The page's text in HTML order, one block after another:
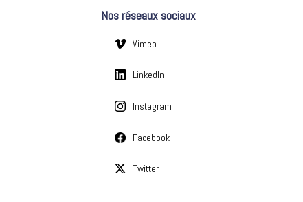
e
Nos réseaux sociaux
Vimeo
LinkedIn
Instagram
Facebook
Twitter